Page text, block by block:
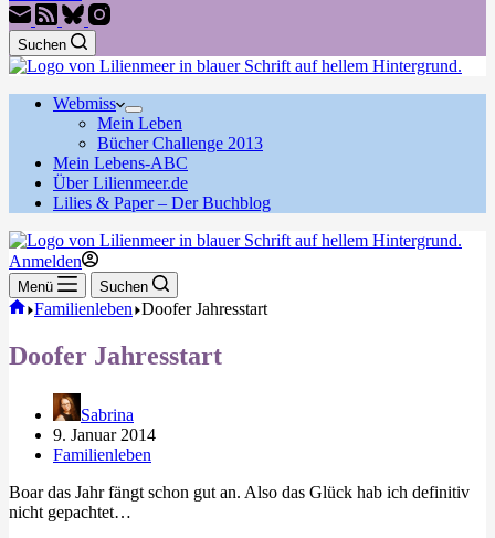
Suchen
Webmiss
Mein Leben
Bücher Challenge 2013
Mein Lebens-ABC
Über Lilienmeer.de
Lilies & Paper – Der Buchblog
Anmelden
Menü Suchen
Start
Familienleben Doofer Jahresstart
Doofer Jahresstart
Sabrina
9. Januar 2014
Familienleben
Boar das Jahr fängt schon gut an. Also das Glück hab ich definitiv
nicht gepachtet…